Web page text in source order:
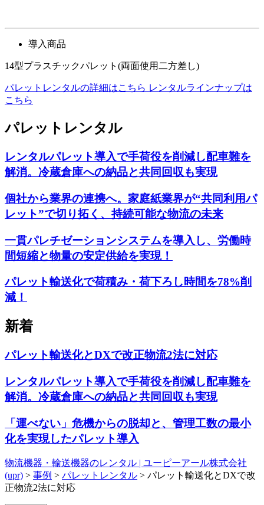
導入商品
14型プラスチックパレット(両面使用二方差し)
パレットレンタルの詳細はこちら レンタルラインナップは
こちら
パレットレンタル
レンタルパレット導入で手荷役を削減し配車難を
解消。冷蔵倉庫への納品と共同回収も実現
個社から業界の連携へ。家庭紙業界が“共同利用パ
レット”で切り拓く、持続可能な物流の未来
一貫パレチゼーションシステムを導入し、労働時
間短縮と物量の安定供給を実現！
パレット輸送化で荷積み・荷下ろし時間を78%削
減！
新着
パレット輸送化とDXで改正物流2法に対応
レンタルパレット導入で手荷役を削減し配車難を
解消。冷蔵倉庫への納品と共同回収も実現
「運べない」危機からの脱却と、管理工数の最小
化を実現したパレット導入
物流機器・輸送機器のレンタル | ユーピーアール株式会社
(upr) > 事例 > パレットレンタル > パレット輸送化とDXで改
正物流2法に対応